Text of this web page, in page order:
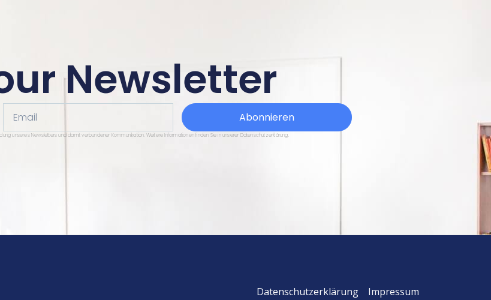
Newsletter
Email Abonnieren
unseres Newsletters und damit verbundener Kommunikation. Weitere Informationen finden Sie in unserer Datenschutzerklärung.
Datenschutzerklärung Impressum